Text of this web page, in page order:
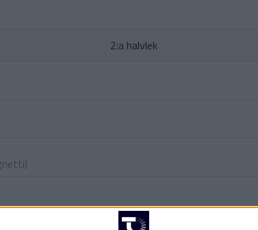
2:a halvlek
)